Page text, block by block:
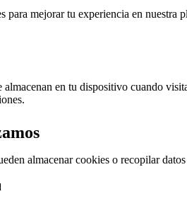
para mejorar tu experiencia en
almacenan en tu dispositivo cuando
almacenar cookies o recopilar